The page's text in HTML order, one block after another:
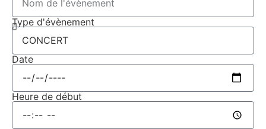
Type d'évènement
Date
Heure de début